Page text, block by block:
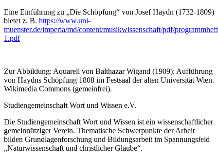
Eine Einführung zu „Die Schöpfung“ von Josef Haydn (1732-1809)
bietet z. B. https://www.uni-
muenster.de/imperia/md/content/musikwissenschaft/pdf/
1.pdf
Zur Abbildung: Aquarell von Balthazar Wigand (1909): Aufführung
von Haydns Schöpfung 1808 im Festsaal der alten Universität Wien.
Wikimedia Commons (gemeinfrei).
Studiengemeinschaft Wort und Wissen e.V.
Die Studiengemeinschaft Wort und Wissen ist ein wissenschaftlicher
gemeinnütziger Verein. Thematische Schwerpunkte der Arbeit
bilden Grundlagenforschung und Bildungsarbeit im Spannungsfeld
„Naturwissenschaft und christlicher Glaube“.